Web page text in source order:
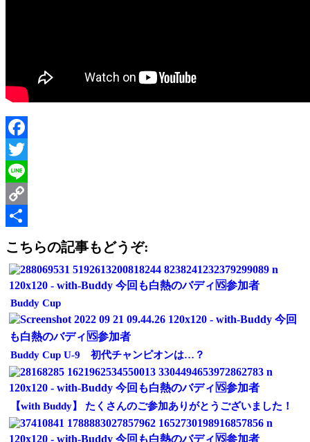
Facebook
Twitter
Line
Copy
こちらの記事もどうぞ:
Buddy Cup
Buddy Cup U-9 初代チャンピオンは…？
【with Buddy】 たくさんのご参加ありがとうございました！